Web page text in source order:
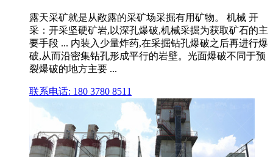
露天采矿就是从敞露的采矿场采掘有用矿物。 机械 开
采：开采坚硬矿岩,以深孔爆破,机械采掘为获取矿石的主
要手段 ... 内装入少量炸药,在采掘钻孔爆破之后再进行爆
破,从而沿密集钻孔形成平行的岩壁。光面爆破不同于预
裂爆破的地方主要 ...
联系电话: 180 3780 8511